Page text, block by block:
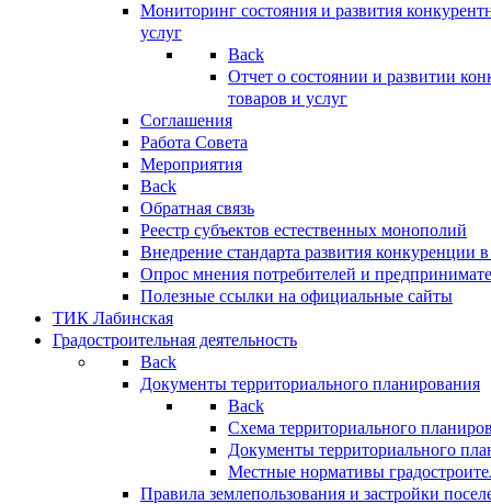
Мониторинг состояния и развития
услуг
Back
Отчет о состоянии и развитии
товаров и услуг
Соглашения
Работа Совета
Мероприятия
Back
Обратная связь
Реестр субъектов естественных монополий
Внедрение стандарта развития конкуренции
Опрос мнения потребителей и
Полезные ссылки на официальные сайты
ТИК Лабинская
Градостроительная деятельность
Back
Документы территориального планирования
Back
Схема территориального
Документы территориального
Местные нормативы
Правила землепользования и застройки